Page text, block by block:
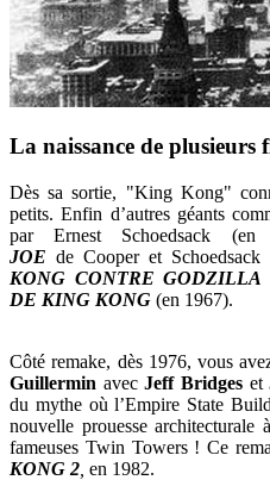
La naissance de plusieurs
Dès sa sortie, "King Kong"
petits. Enfin d’autres géants
par Ernest Schoedsack
JOE de Cooper et
KONG CONTRE GODZILLA
DE KING KONG (en 1967).
Côté remake, dès 1976, vous
Guillermin avecJeff Bridgeset
du mythe où l’Empire State
nouvelle prouesse architecturale
fameuses Twin Towers ! Ce
KONG 2 en 1982.